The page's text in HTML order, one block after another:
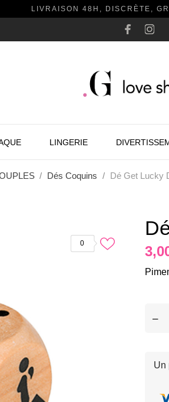
LIVRAISON 48H, DISCRÈTE,
LINGERIE
Dés Coquins Dé Get Lucky
0
–
Un